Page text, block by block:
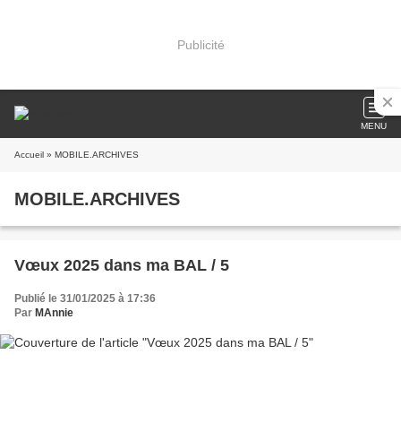
Publicité
MENU
Accueil » MOBILE.ARCHIVES
MOBILE.ARCHIVES
Vœux 2025 dans ma BAL / 5
Publié le 31/01/2025 à 17:36
Par MAnnie